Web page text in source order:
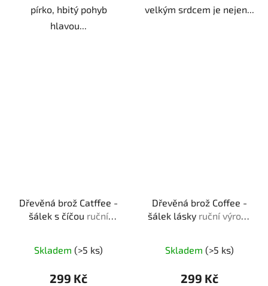
pírko, hbitý pohyb
hlavou...
velkým srdcem je nejen...
Dřevěná brož Catffee -
šálek s číčou ruční
Skladem (>5 ks)
299 Kč
Dřevěná brož Coffee -
šálek lásky ruční výroba
Skladem (>5 ks)
299 Kč